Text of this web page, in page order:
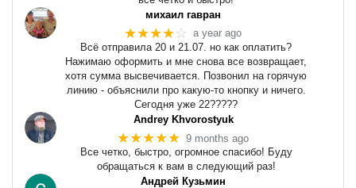
михаил гавран
★★★★☆ a year ago
Всё отправила 20 и 21.07. но как оплатить?
Нажимаю оформить и мне снова все возвращает,
хотя сумма высвечивается. Позвонил на горячую
линию - объяснили про какую-то кнопку и ничего.
Сегодня уже 22?????
Andrey Khvorostyuk
★★★★★ 9 months ago
Все четко, быстро, огромное спасибо! Буду
обращаться к вам в следующий раз!
Андрей Кузьмин